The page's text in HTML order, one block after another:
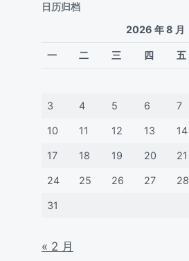
日历归档
2026 年 8 月
一 二 三 四 五
3 4 5 6 7
10 11 12 13 14
17 18 19 20 21
24 25 26 27 28
31
« 2 月